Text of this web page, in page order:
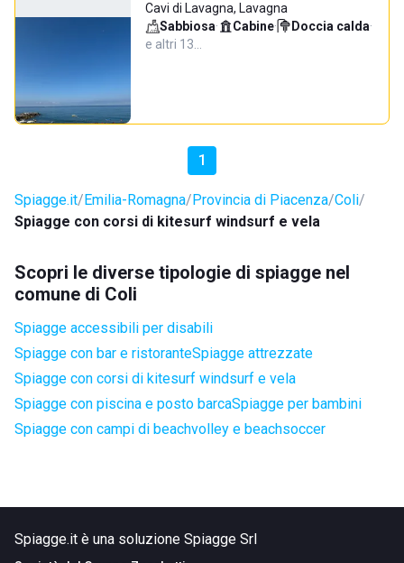
Cavi di Lavagna, Lavagna
Sabbiosa· Cabine· Doccia calda·
e altri 13…
1
Spiagge.it Emilia-Romagna Provincia di Piacenza Coli
Spiagge con corsi di kitesurf windsurf e vela
Scopri le diverse tipologie di spiagge nel
comune di Coli
Spiagge accessibili per disabili
Spiagge con bar e ristoranteSpiagge attrezzate
Spiagge con corsi di kitesurf windsurf e vela
Spiagge con piscina e posto barcaSpiagge per bambini
Spiagge con campi di beachvolley e beachsoccer
Spiagge.it è una soluzione Spiagge Srl